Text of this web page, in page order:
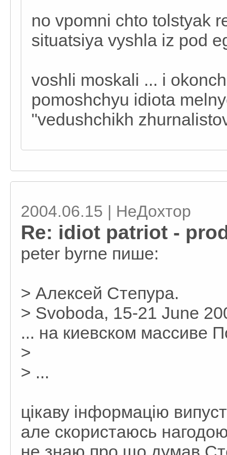
no vpomni chto tolstyak
situatsiya vyshla iz pod
voshli moskali ... i
pomoshchyu idiota
"vedushchikh
2004.06.15 | НеДохтор
Re: idiot patriot -
peter byrne пише:
> Алексей Степура.
> Svoboda, 15-21 June
... на киевском массиве
>
> ...
цікаву інформацію
але скористаюсь